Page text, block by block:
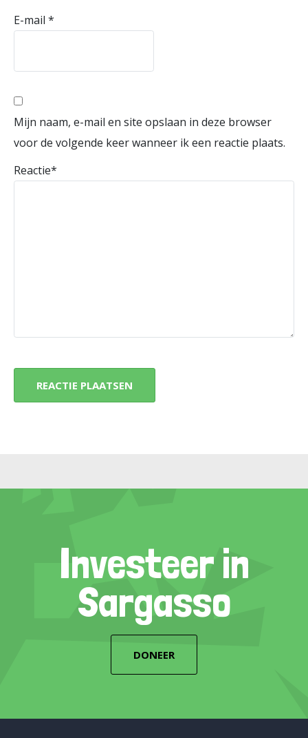
E-mail *
Mijn naam, e-mail en site opslaan in deze browser
voor de volgende keer wanneer ik een reactie plaats.
Reactie*
Investeer in
Sargasso
DONEER